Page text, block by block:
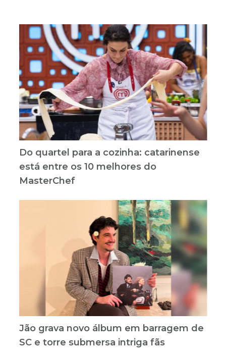
Do quartel para a cozinha: catarinense
está entre os 10 melhores do
MasterChef
Jão grava novo álbum em barragem de
SC e torre submersa intriga fãs